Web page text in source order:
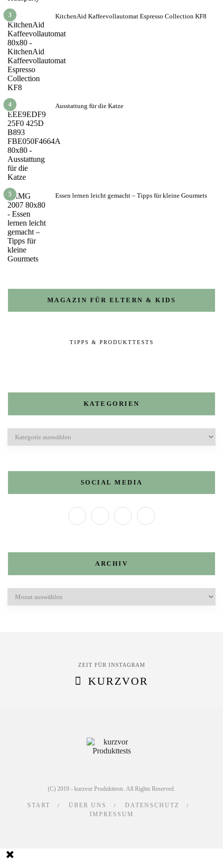
3 KitchenAid Kaffeevollautomat Espresso Collection KF8
4 Ausstattung für die Katze
5 Essen lernen leicht gemacht – Tipps für kleine Gourmets
MAGAZIN FÜR ELTERN & KIDS
TIPPS & PRODUKTTESTS
KATEGORIEN
SOCIAL MEDIA
ARCHIV
ZEIT FÜR INSTAGRAM
KURZVOR
(C) 2019 - kurzvor Produkttests. All Rights Reserved.
START ÜBER UNS
DATENSCHUTZ
IMPRESSUM